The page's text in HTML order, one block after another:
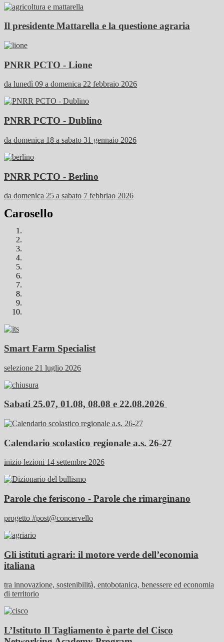
Il presidente Mattarella e la questione agraria
PNRR PCTO - Lione
da lunedì 09 a domenica 22 febbraio 2026
PNRR PCTO - Dublino
da domenica 18 a sabato 31 gennaio 2026
PNRR PCTO - Berlino
da domenica 25 a sabato 7 febbriao 2026
Carosello
Smart Farm Specialist
selezione 21 luglio 2026
Sabati 25.07, 01.08, 08.08 e 22.08.2026
Calendario scolastico regionale a.s. 26-27
inizio lezioni 14 settembre 2026
Parole che feriscono - Parole che rimarginano
progetto #post@concervello
Gli istituti agrari: il motore verde dell’economia
italiana
tra innovazione, sostenibilità, entobotanica, benessere ed economia
di territorio
L’Istituto Il Tagliamento è parte del Cisco